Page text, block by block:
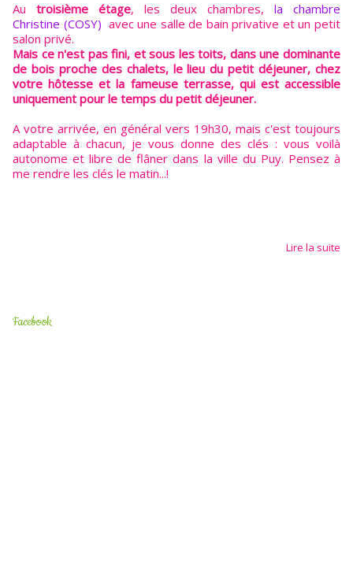
Au troisième étage, les deux chambres, la chambre
Christine (COSY) avec une salle de bain privative et un petit
salon privé.
Mais ce n'est pas fini, et sous les toits, dans une dominante
de bois proche des chalets, le lieu du petit déjeuner, chez
votre hôtesse et la fameuse terrasse, qui est accessible
uniquement pour le temps du petit déjeuner.
A votre arrivée, en général vers 19h30, mais c'est toujours
adaptable à chacun, je vous donne des clés : vous voilà
autonome et libre de flâner dans la ville du Puy. Pensez à
me rendre les clés le matin...!
Lire la suite
Facebook